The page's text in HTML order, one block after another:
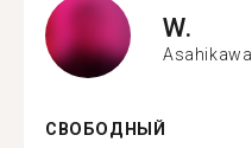
W.
Asahikawa
СВОБОДНЫЙ